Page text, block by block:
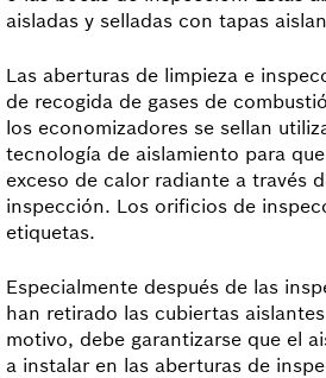
aisladas y selladas con tapas
Las aberturas de limpieza e
de recogida de gases de
los economizadores se sellan
tecnología de aislamiento para
exceso de calor radiante a través
inspección. Los orificios de
etiquetas.
Especialmente después de las
han retirado las cubiertas
motivo, debe garantizarse que el
a instalar en las aberturas de